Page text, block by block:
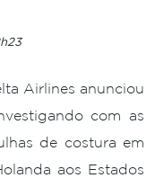
Airlines anunciou
com as
de costura em
aos Estados